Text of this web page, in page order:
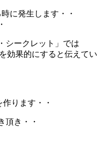
に発生します・・
シークレット」では
効果的にすると伝えてい
ります・・
頂き・・